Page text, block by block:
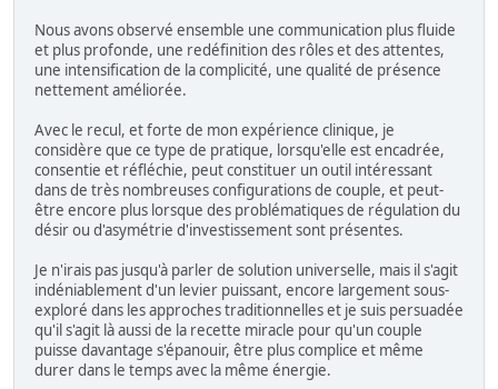
Nous avons observé ensemble une communication plus fluide
et plus profonde, une redéfinition des rôles et des attentes,
une intensification de la complicité, une qualité de présence
nettement améliorée.
Avec le recul, et forte de mon expérience clinique, je
considère que ce type de pratique, lorsqu'elle est encadrée,
consentie et réfléchie, peut constituer un outil intéressant
dans de très nombreuses configurations de couple, et peut-
être encore plus lorsque des problématiques de régulation du
désir ou d'asymétrie d'investissement sont présentes.
Je n'irais pas jusqu'à parler de solution universelle, mais il s'agit
indéniablement d'un levier puissant, encore largement sous-
exploré dans les approches traditionnelles et je suis persuadée
qu'il s'agit là aussi de la recette miracle pour qu'un couple
puisse davantage s'épanouir, être plus complice et même
durer dans le temps avec la même énergie.